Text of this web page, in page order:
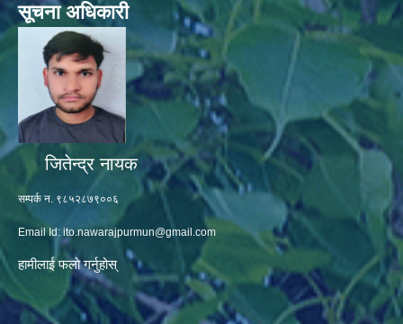
सूचना अधिकारी
जितेन्द्र नायक
सम्पर्क न. ९८५२८७९००६
Email Id: ito.nawarajpurmun@gmail.com
हामीलाई फलो गर्नुहोस्